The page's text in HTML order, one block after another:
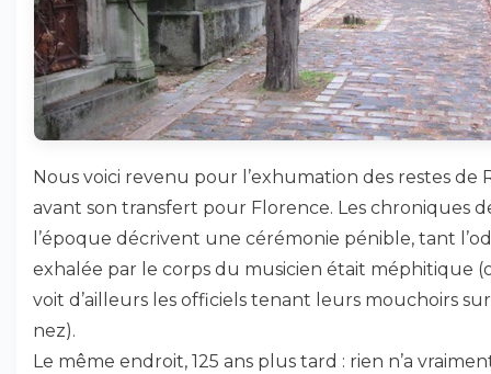
Nous voici revenu pour l’exhumation des restes de
avant son transfert pour Florence. Les chroniques
l’époque décrivent une cérémonie pénible, tant
exhalée par le corps du musicien était méphitique
voit d’ailleurs les officiels tenant leurs mouchoirs
nez).
Le même endroit, 125 ans plus tard : rien n’a